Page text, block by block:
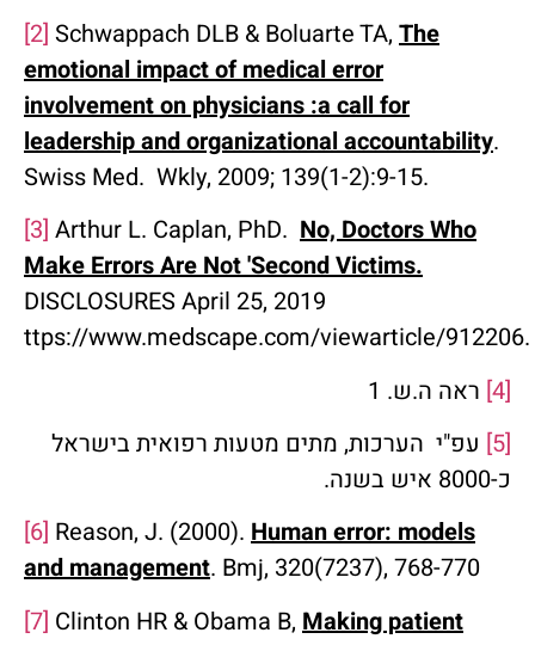
[2]Schwappach DLB & Boluarte TA,The
emotional impact of medical error
involvement on physicians :a call for
leadership and organizational accountability
Swiss Med. Wkly, 2009; 139(1-2):9-15.
[3]Arthur L. Caplan, PhD.No, Doctors Who
Make Errors Are Not 'Second Victims.
DISCLOSURES April 25, 2019
ttps://www.medscape.com/viewarticle/
ראה ה.ש. 1
עפ"י הערכות, מתים מטעות רפואית בישראל
[6]Reason, J. (2000).Human error: models
and management. Bmj, 320(7237), 768-770
[7]Clinton HR & Obama B,Making patient